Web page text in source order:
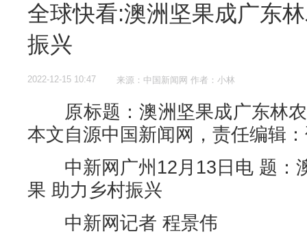
全球快看:澳洲坚果成广东
振兴
2022-12-15 10:47 来源：中国新闻网 作者：小林
原标题：澳洲坚果成广东林农
本文自源中国新闻网，责任编辑
中新网广州12月13日电 题：
果 助力乡村振兴
中新网记者 程景伟